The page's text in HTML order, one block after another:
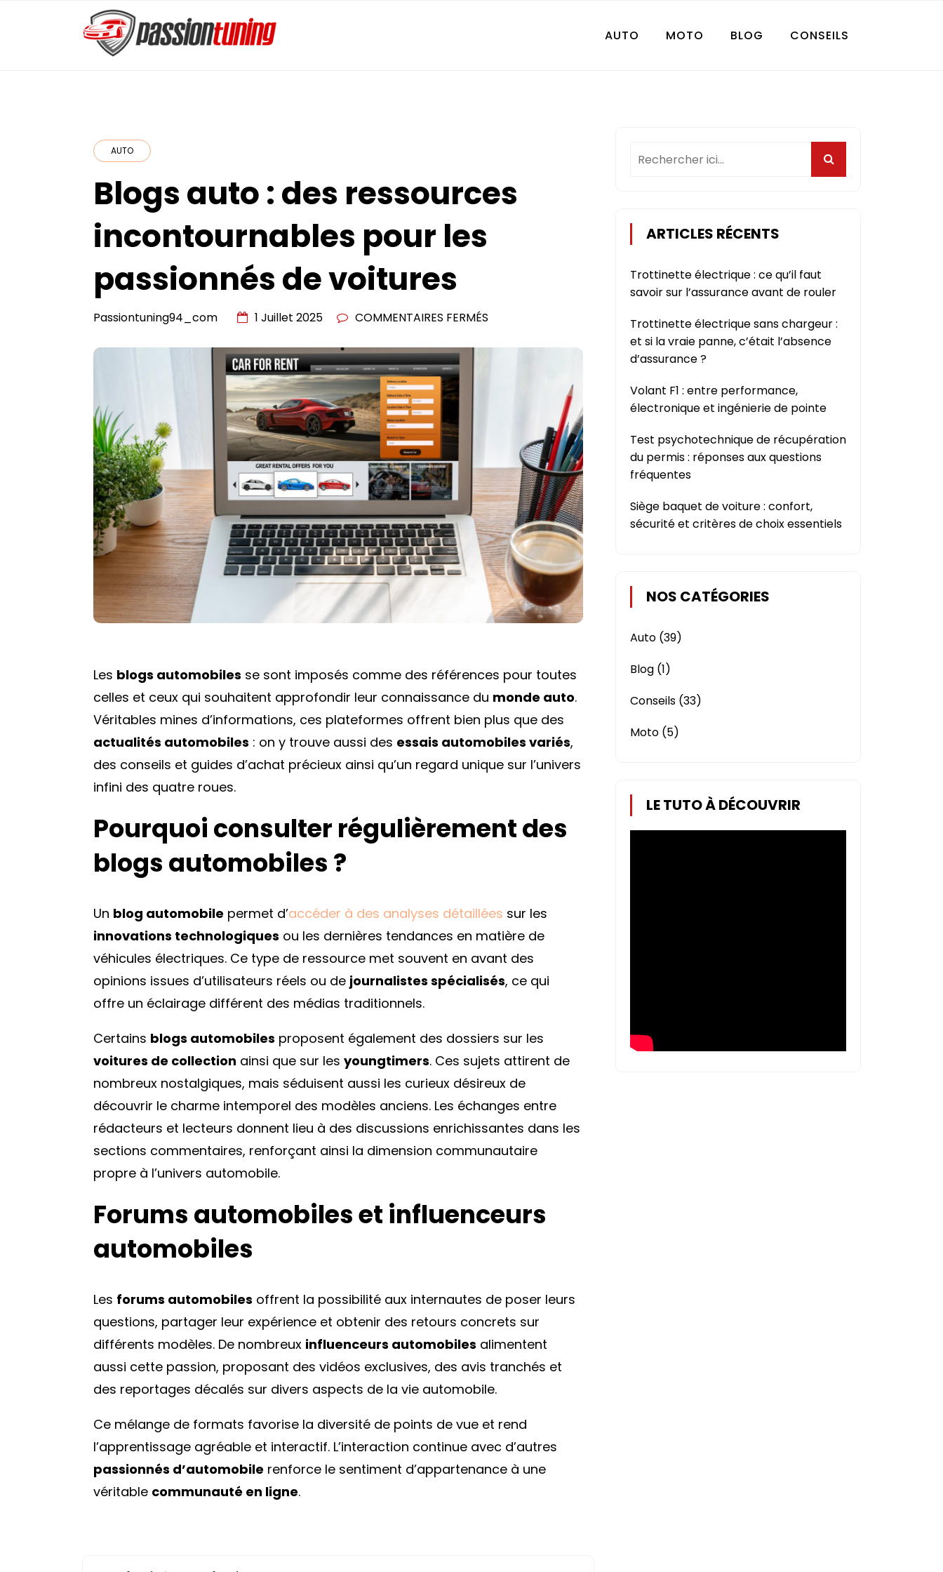
AUTO MOTO BLOG CONSEILS
AUTO
Blogs auto : des ressources
incontournables pour les
passionnés de voitures
Passiontuning94_com 1 Juillet 2025 COMMENTAIRES FERMÉS
INCONTOURNABLES
PASSIONNÉS
DE
VOITURES
Les blogs automobiles se sont imposés comme des références pour toutes
celles et ceux qui souhaitent approfondir leur connaissance du monde auto.
Véritables mines d’informations, ces plateformes offrent bien plus que des
actualités automobiles : on y trouve aussi des essais automobiles variés,
des conseils et guides d’achat précieux ainsi qu’un regard unique sur l’univers
infini des quatre roues.
Pourquoi consulter régulièrement des
blogs automobiles ?
Un blog automobile permet d’accéder à des analyses détaillées sur les
innovations technologiques ou les dernières tendances en matière de
véhicules électriques. Ce type de ressource met souvent en avant des
opinions issues d’utilisateurs réels ou de journalistes spécialisés, ce qui
offre un éclairage différent des médias traditionnels.
Certains blogs automobiles proposent également des dossiers sur les
voitures de collection ainsi que sur les youngtimers. Ces sujets attirent de
nombreux nostalgiques, mais séduisent aussi les curieux désireux de
découvrir le charme intemporel des modèles anciens. Les échanges entre
rédacteurs et lecteurs donnent lieu à des discussions enrichissantes dans les
sections commentaires, renforçant ainsi la dimension communautaire
propre à l’univers automobile.
Forums automobiles et influenceurs
automobiles
Les forums automobiles offrent la possibilité aux internautes de poser leurs
questions, partager leur expérience et obtenir des retours concrets sur
différents modèles. De nombreux influenceurs automobiles alimentent
aussi cette passion, proposant des vidéos exclusives, des avis tranchés et
des reportages décalés sur divers aspects de la vie automobile.
Ce mélange de formats favorise la diversité de points de vue et rend
l’apprentissage agréable et interactif. L’interaction continue avec d’autres
passionnés d’automobile renforce le sentiment d’appartenance à une
véritable communauté en ligne.
ARTICLES RÉCENTS
Trottinette électrique : ce qu’il faut
savoir sur l’assurance avant de rouler
Trottinette électrique sans chargeur :
et si la vraie panne, c’était l’absence
d’assurance ?
Volant F1 : entre performance,
électronique et ingénierie de pointe
Test psychotechnique de récupération
du permis : réponses aux questions
fréquentes
Siège baquet de voiture : confort,
sécurité et critères de choix essentiels
NOS CATÉGORIES
Auto (39)
Blog (1)
Conseils (33)
Moto (5)
LE TUTO À DÉCOUVRIR